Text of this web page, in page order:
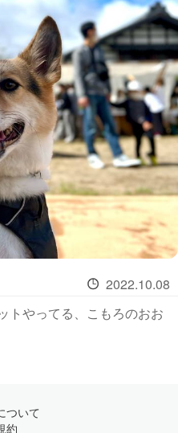
2022.10.08
トやってる、こもろのおお
ついて
約